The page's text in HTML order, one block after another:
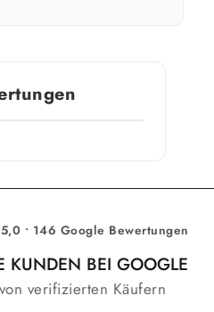
• 146 Google Bewertungen
KUNDEN BEI GOOGLE
verifizierten Käufern